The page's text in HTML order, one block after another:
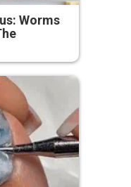
Worms